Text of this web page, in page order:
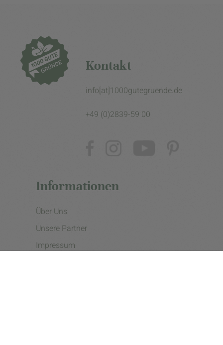
Kontakt
info[at]1000gutegruende.de
+49 (0)2839-59 00
Informationen
Über Uns
Unsere Partner
Impressum